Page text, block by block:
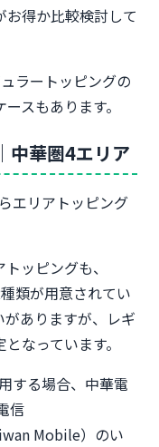
お得か比較検討して
ラートッピングの
スもあります。
中華圏4エリア
エリアトッピング
ッピングも、
類が用意されてい
ありますが、レギ
なっています。
する場合、中華電
信
Mobile）のい